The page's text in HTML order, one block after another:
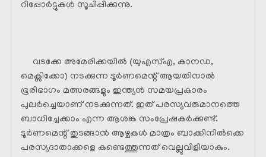
റിപ്പോർട്ടുകൾ സൂചിപ്പിക്കുന്നു.
വടക്കേ അമേരിക്കയിൽ (യുഎസ്എ, കാനഡ,
മെക്സിക്കോ) നടക്കുന്ന ടൂർണമെന്റ് ആയതിനാൽ
ഭൂരിഭാഗം മത്സരങ്ങളും ഇന്ത്യൻ സമയപ്രകാരം
പുലർച്ചെയാണ് നടക്കുന്നത്. ഇത് പരസ്യവരുമാനത്തെ
ബാധിച്ചേക്കാം എന്ന ആശങ്ക സംപ്രേഷകർക്കുണ്ട്.
ടൂർണമെന്റ് തുടങ്ങാൻ ആഴ്ചകൾ മാത്രം ബാക്കിനിൽക്കെ
പരസ്യദാതാക്കളെ കണ്ടെത്തുന്നത് വെല്ലുവിളിയാകും.